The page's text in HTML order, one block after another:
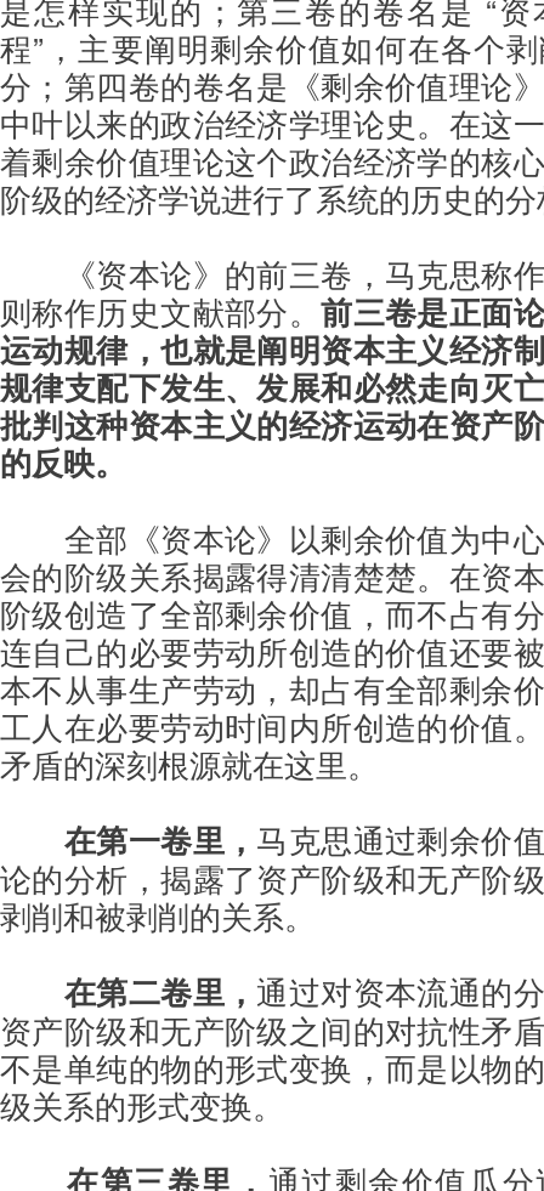
是怎样实现的；第三卷的卷名是 “
程”，主要阐明剩余价值如何在各个
分；第四卷的卷名是《剩余价值理论
中叶以来的政治经济学理论史。在这
着剩余价值理论这个政治经济学的核
阶级的经济学说进行了系统的历史的
《资本论》的前三卷，马克思称
则称作历史文献部分。前三卷是正面
运动规律，也就是阐明资本主义经济
规律支配下发生、发展和必然走向灭
批判这种资本主义的经济运动在资产
的反映。
全部《资本论》以剩余价值为中
会的阶级关系揭露得清清楚楚。在资
阶级创造了全部剩余价值，而不占有
连自己的必要劳动所创造的价值还要
本不从事生产劳动，却占有全部剩余
工人在必要劳动时间内所创造的价值
矛盾的深刻根源就在这里。
在第一卷里， 马克思通过剩余价
论的分析，揭露了资产阶级和无产阶
剥削和被剥削的关系。
在第二卷里， 通过对资本流通的
资产阶级和无产阶级之间的对抗性矛
不是单纯的物的形式变换，而是以物
级关系的形式变换。
在第三卷里， 通过剩余价值瓜